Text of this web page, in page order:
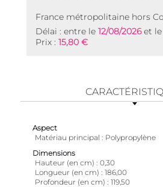
France métropolitaine hors
Délai : entre le 12/08/2026et le
Prix : 15,80 €
Aspect
Matériau principal
Polypropylène
Dimensions
Hauteur (en cm)
0,30
Longueur (en cm)
186,00
Profondeur (en cm)
119,50